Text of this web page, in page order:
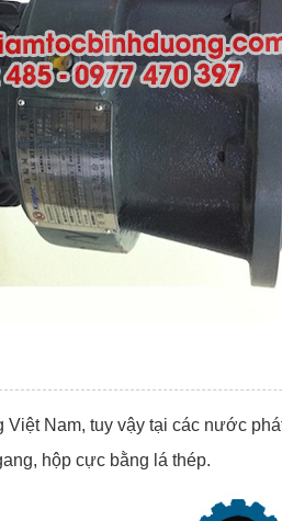
Nam, tuy vậy tại các nước
hộp cực bằng lá thép.